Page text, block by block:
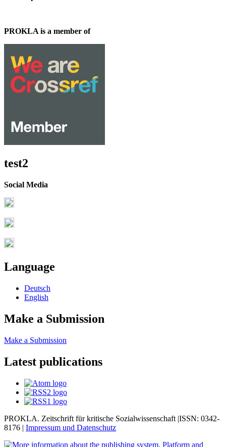
PROKLA is a member of
test2
Social Media
Language
Deutsch
English
Make a Submission
Make a Submission
Latest publications
PROKLA. Zeitschrift für kritische Sozialwissenschaft |ISSN: 0342-
8176 | Impressum und Datenschutz